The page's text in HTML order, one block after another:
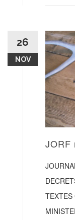
26
NOV
JORF
TEXTES